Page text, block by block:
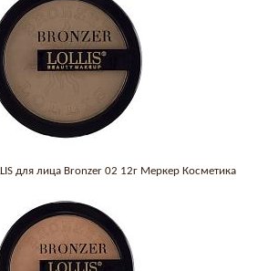
для лица Bronzer 02 12г Меркер Косметика